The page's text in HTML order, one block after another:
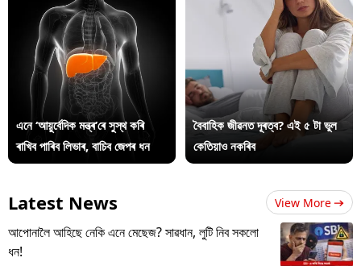
এনে ‘আয়ুৰ্বেদিক মন্ত্ৰ’ৰে সুস্থ কৰি
ৰাখিব পাৰিব লিভাৰ, বাচিব জেপৰ ধন
বৈবাহিক জীৱনত দূৰত্ব? এই ৫ টা ভুল
কেতিয়াও নকৰিব
Latest News View More
আপোনালৈ আহিছে নেকি এনে মেছেজ? সাৱধান, লুটি নিব সকলো
ধন!